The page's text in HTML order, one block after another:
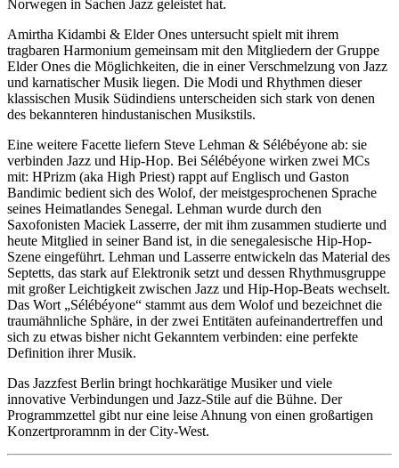
Norwegen in Sachen Jazz geleistet hat.
Amirtha Kidambi & Elder Ones untersucht spielt mit ihrem
tragbaren Harmonium gemeinsam mit den Mitgliedern der Gruppe
Elder Ones die Möglichkeiten, die in einer Verschmelzung von Jazz
und karnatischer Musik liegen. Die Modi und Rhythmen dieser
klassischen Musik Südindiens unterscheiden sich stark von denen
des bekannteren hindustanischen Musikstils.
Eine weitere Facette liefern Steve Lehman & Sélébéyone ab: sie
verbinden Jazz und Hip-Hop. Bei Sélébéyone wirken zwei MCs
mit: HPrizm (aka High Priest) rappt auf Englisch und Gaston
Bandimic bedient sich des Wolof, der meistgesprochenen Sprache
seines Heimatlandes Senegal. Lehman wurde durch den
Saxofonisten Maciek Lasserre, der mit ihm zusammen studierte und
heute Mitglied in seiner Band ist, in die senegalesische Hip-Hop-
Szene eingeführt. Lehman und Lasserre entwickeln das Material des
Septetts, das stark auf Elektronik setzt und dessen Rhythmusgruppe
mit großer Leichtigkeit zwischen Jazz und Hip-Hop-Beats wechselt.
Das Wort „Sélébéyone“ stammt aus dem Wolof und bezeichnet die
traumähnliche Sphäre, in der zwei Entitäten aufeinandertreffen und
sich zu etwas bisher nicht Gekanntem verbinden: eine perfekte
Definition ihrer Musik.
Das Jazzfest Berlin bringt hochkarätige Musiker und viele
innovative Verbindungen und Jazz-Stile auf die Bühne. Der
Programmzettel gibt nur eine leise Ahnung von einen großartigen
Konzertproramnm in der City-West.